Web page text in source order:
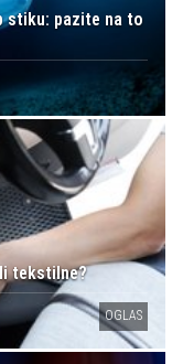
stiku: pazite na to
tekstilne?
OGLAS